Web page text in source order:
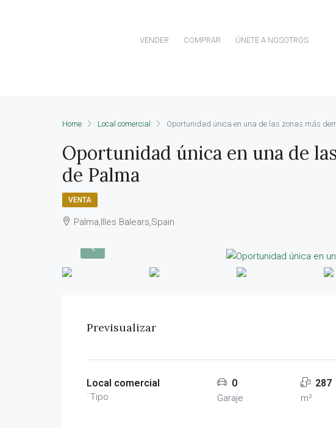
VENDER COMPRAR ÚNETE A NOSOTROS
Home Local comercial Oportunidad única en una de las zonas más
Oportunidad única en una de
de Palma
VENTA
Palma,Illes Balears,Spain
Previsualizar
Local comercial
¨Tipo
0
Garaje
287
m²